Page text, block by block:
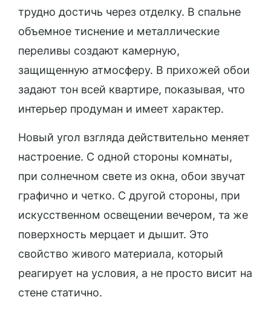
трудно достичь через отделку. В спальне
объемное тиснение и металлические
переливы создают камерную,
защищенную атмосферу. В прихожей обои
задают тон всей квартире, показывая, что
интерьер продуман и имеет характер.
Новый угол взгляда действительно меняет
настроение. С одной стороны комнаты,
при солнечном свете из окна, обои звучат
графично и четко. С другой стороны, при
искусственном освещении вечером, та же
поверхность мерцает и дышит. Это
свойство живого материала, который
реагирует на условия, а не просто висит на
стене статично.